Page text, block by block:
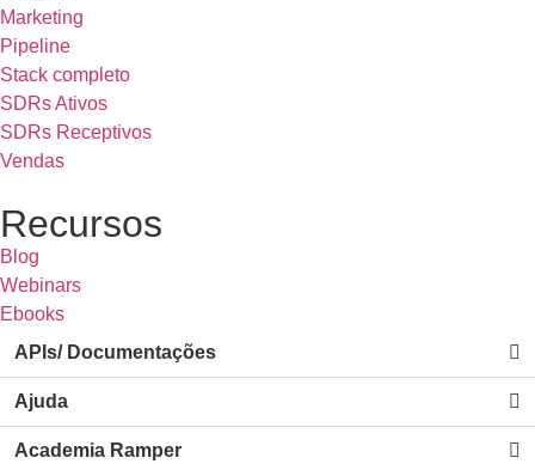
Marketing
Pipeline
Stack completo
SDRs Ativos
SDRs Receptivos
Vendas
Recursos
Blog
Webinars
Ebooks
APIs/ Documentações
Ajuda
Academia Ramper